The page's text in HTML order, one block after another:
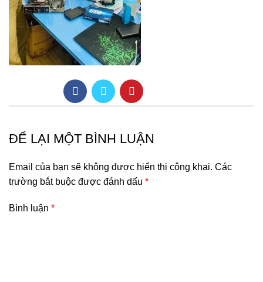
ĐỂ LẠI MỘT BÌNH LUẬN
Email của bạn sẽ không được hiển thị công khai. Các
trường bắt buộc được đánh dấu *
Bình luận *